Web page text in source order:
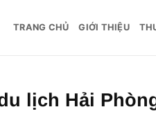
TRANG CHỦ GIỚI THIỆU
lịch Hải